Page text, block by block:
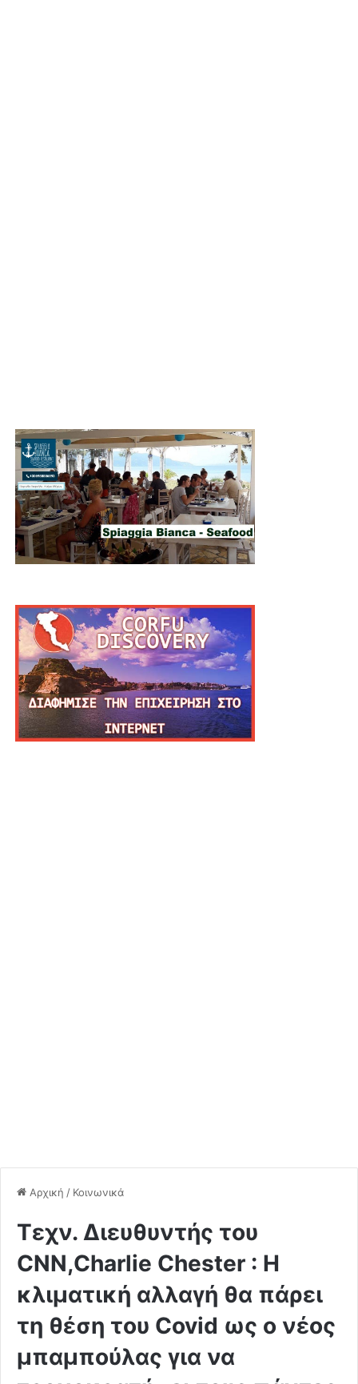
Αρχική / Κοινωνικά
Tεχν. Διευθυντής του
CNN,Charlie Chester : H
κλιματική αλλαγή θα πάρει
τη θέση του Covid ως ο νέος
μπαμπούλας για να